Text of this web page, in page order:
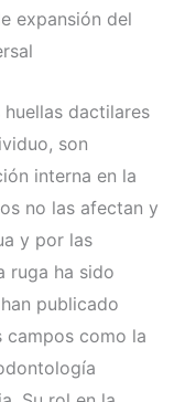
expansión del
dactilares
son
interna en la
no las afectan y
y por las
ruga ha sido
publicado
campos como la